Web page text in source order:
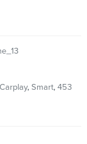
, Smart, 453